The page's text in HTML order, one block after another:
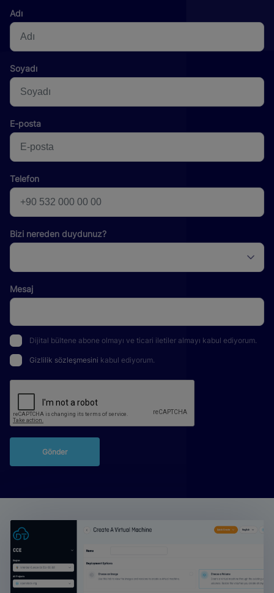
Adı
Soyadı
E-posta
Telefon
Bizi nereden duydunuz?
Mesaj
Dijital bültene abone olmayı ve ticari iletiler almayı kabul ediyorum.
Gizlilik sözleşmesini kabul ediyorum.
Gönder